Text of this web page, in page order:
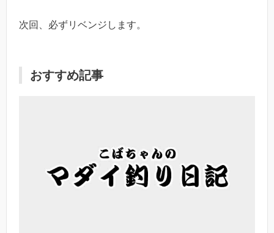
次回、必ずリベンジします。
おすすめ記事